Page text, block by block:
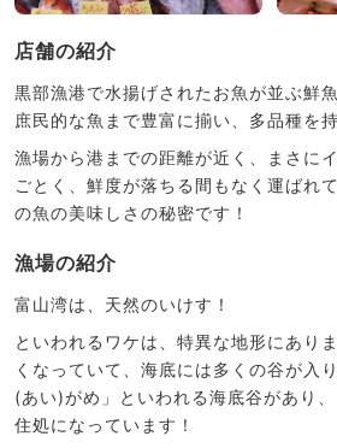
店舗の紹介
黒部漁港で水揚げされたお魚が並ぶ鮮
庶民的な魚まで豊富に揃い、多品種を
漁場から港までの距離が近く、まさに
ごとく、鮮度が落ちる間もなく運ばれ
の魚の美味しさの秘密です！
漁場の紹介
富山湾は、天然のいけす！
といわれるワケは、特異な地形にあり
くなっていて、海底には多くの谷が入
(あい)がめ」といわれる海底谷があり
住処になっています！